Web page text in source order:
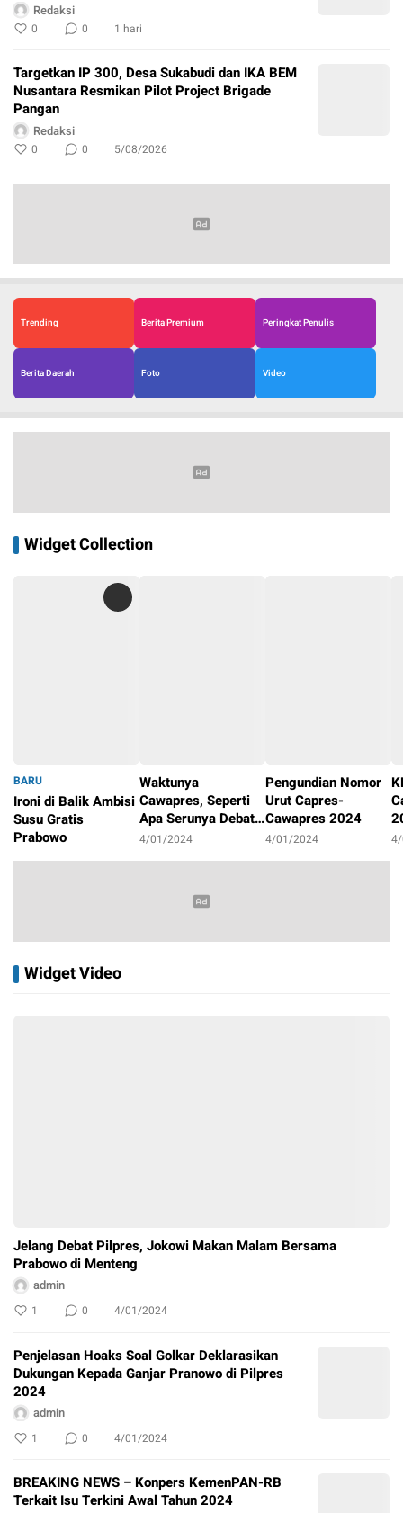
Redaksi
0 0 1 hari
Targetkan IP 300, Desa Sukabudi dan IKA BEM
Nusantara Resmikan Pilot Project Brigade
Pangan
Redaksi
0 0 5/08/2026
Trending Berita Premium Peringkat Penulis
Berita Daerah Foto Video
Widget Collection
BARU
Ironi di Balik Ambisi
Susu Gratis
Prabowo
4/01/2024
Waktunya
Cawapres, Seperti
Apa Serunya Debat
Pilpres 2024?
4/01/2024
Pengundian Nomor
Urut Capres-
Cawapres 2024
4/01/2024
Widget Video
Jelang Debat Pilpres, Jokowi Makan Malam Bersama
Prabowo di Menteng
admin
1 0 4/01/2024
Penjelasan Hoaks Soal Golkar Deklarasikan
Dukungan Kepada Ganjar Pranowo di Pilpres
2024
admin
1 0 4/01/2024
BREAKING NEWS – Konpers KemenPAN-RB
Terkait Isu Terkini Awal Tahun 2024